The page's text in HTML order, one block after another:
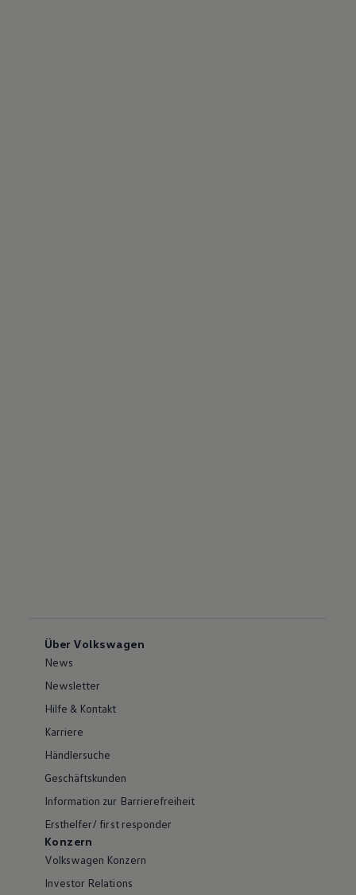
Über Volkswagen
News
Newsletter
Hilfe & Kontakt
Karriere
Händlersuche
Geschäftskunden
Information zur Barrierefreiheit
Ersthelfer/ first responder
Konzern
Volkswagen Konzern
Investor Relations